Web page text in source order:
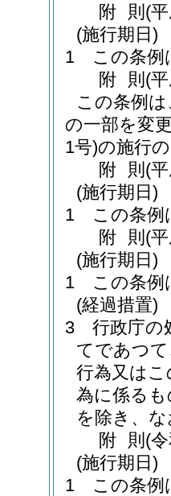
附 則 (
(施行期日)
1
この条例
附 則 (
この条例
の一部を変
1号)の施行
附 則 (
(施行期日)
1
この条例
附 則 (
(施行期日)
1
この条例
(経過措置)
3
行政庁の
てであつ
行為又は
為に係る
を除き、
附 則 (
(施行期日)
1
この条例